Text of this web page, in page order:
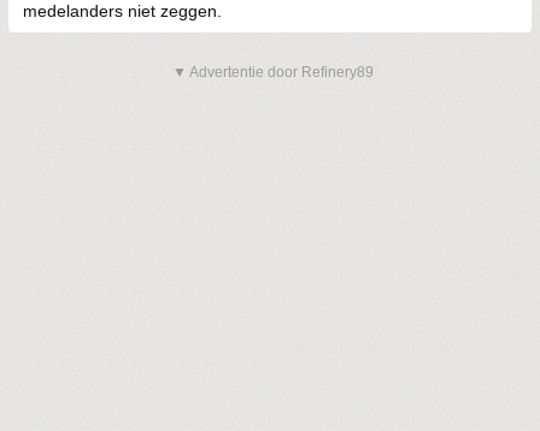
medelanders niet zeggen.
▼ Advertentie door Refinery89